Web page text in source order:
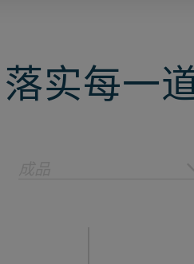
实每一